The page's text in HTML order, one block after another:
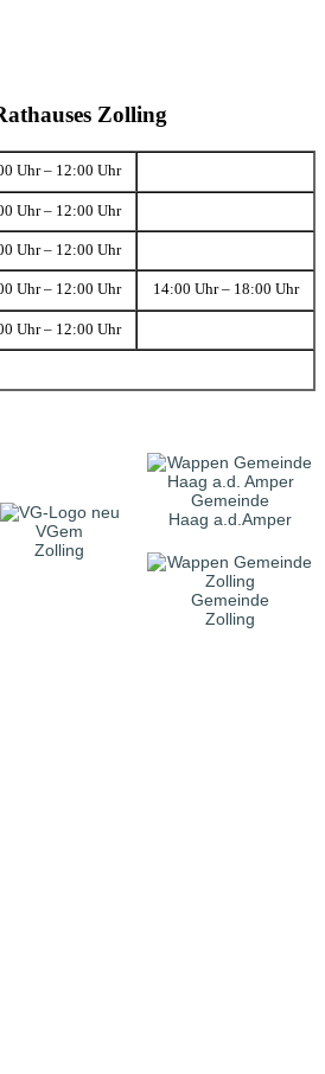
Zolling
Uhr – 12:00 Uhr
Uhr – 12:00 Uhr
Uhr – 12:00 Uhr
Uhr – 12:00 Uhr 14:00 Uhr – 18:00 Uhr
Uhr – 12:00 Uhr
VGem
Zolling
Gemeinde
Haag a.d.Amper
Gemeinde
Zolling